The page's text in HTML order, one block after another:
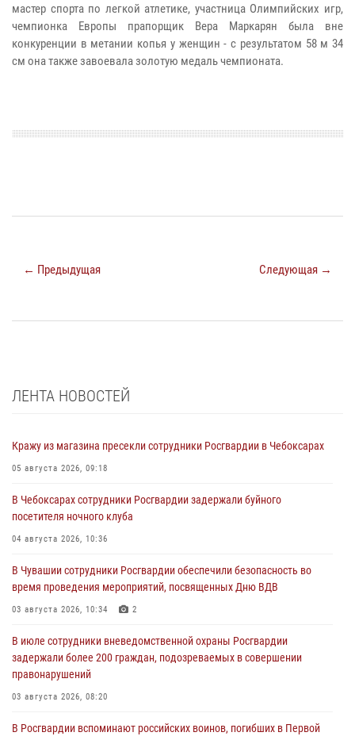
мастер спорта по легкой атлетике, участница Олимпийских игр,
чемпионка Европы прапорщик Вера Маркарян была вне
конкуренции в метании копья у женщин - с результатом 58 м 34
см она также завоевала золотую медаль чемпионата.
← Предыдущая Следующая →
ЛЕНТА НОВОСТЕЙ
Кражу из магазина пресекли сотрудники Росгвардии в Чебоксарах
05 августа 2026, 09:18
В Чебоксарах сотрудники Росгвардии задержали буйного
посетителя ночного клуба
04 августа 2026, 10:36
В Чувашии сотрудники Росгвардии обеспечили безопасность во
время проведения мероприятий, посвященных Дню ВДВ
03 августа 2026, 10:34 2
В июле сотрудники вневедомственной охраны Росгвардии
задержали более 200 граждан, подозреваемых в совершении
правонарушений
03 августа 2026, 08:20
В Росгвардии вспоминают российских воинов, погибших в Первой